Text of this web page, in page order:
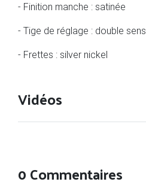
- Finition manche : satinée
- Tige de réglage : double sens
- Frettes : silver nickel
Vidéos
0 Commentaires